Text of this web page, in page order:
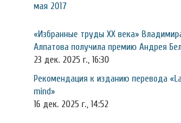
мая 2017
«Избранные труды ХХ века»
Алпатова получила премию Андрея
23 дек. 2025 г., 16:30
Рекомендация к изданию перевода
mind»
16 дек. 2025 г., 14:52